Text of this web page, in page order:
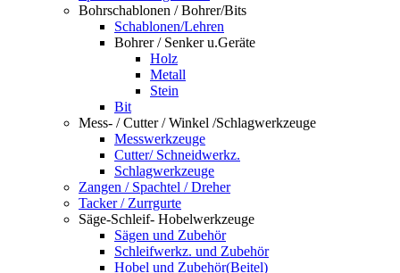
Bohrschablonen / Bohrer/Bits
Schablonen/Lehren
Bohrer / Senker u.Geräte
Holz
Metall
Stein
Bit
Mess- / Cutter / Winkel /Schlagwerkzeuge
Messwerkzeuge
Cutter/ Schneidwerkz.
Schlagwerkzeuge
Zangen / Spachtel / Dreher
Tacker / Zurrgurte
Säge-Schleif- Hobelwerkzeuge
Sägen und Zubehör
Schleifwerkz. und Zubehör
Hobel und Zubehör(Beitel)